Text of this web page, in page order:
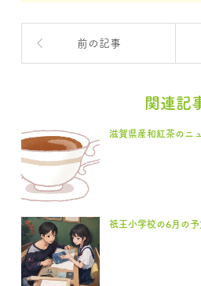
前の記事
関連記
滋賀県産和紅茶のニ
祇王小学校の6月の